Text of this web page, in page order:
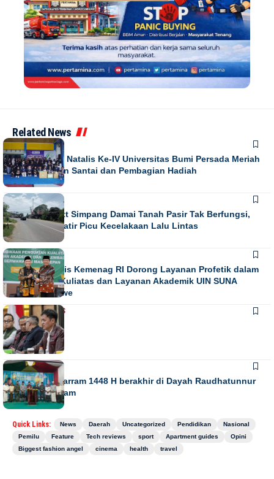
Related News
NEWS
Puncak Dies Natalis Ke-IV Universitas Bumi Persada Meriah
dengan Jalan Santai dan Pembagian Hadiah
NEWS
Running Text Simpang Damai Tanah Pasir Tak Berfungsi,
Warga Khawatir Picu Kecelakaan Lalu Lintas
NEWS
Direktur Diktis Kemenag RI Dorong Layanan Profetik dalam
Penguatan Kuliatas dan Layanan Akademik UIN SUNA
Lhokseumawe
NASIONALNEWS
Juli 13, 2026
NEWS
Gebyar Muharram 1448 H berakhir di Dayah Raudhatunnur
Alharuni Nisam
Quick Links: News Daerah Uncategorized Pendidikan
Nasional
Pemilu
Feature Tech reviews sport Apartment guides
Opini
Biggest fashion angel
cinema health travel